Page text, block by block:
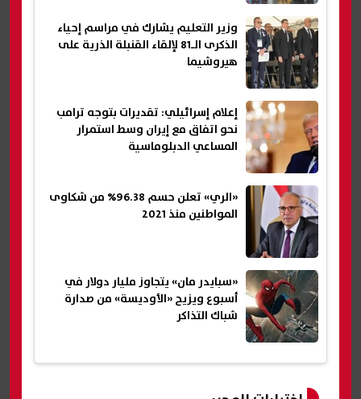
وزير التعليم يشارك في مراسم إحياء
الذكرى الـ81 لإلقاء القنبلة الذرية على
هيروشيما
إعلام إسرائيلي: تقديرات بتوجه ترامب
نحو اتفاق مع إيران وسط استمرار
المساعي الدبلوماسية
«الري» تعلن حسم 96.38% من شكاوى
المواطنين منذ 2021
«سبايدر مان» يتجاوز مليار دولار في
أسبوع ويزيح «الأوديسة» من صدارة
شباك التذاكر